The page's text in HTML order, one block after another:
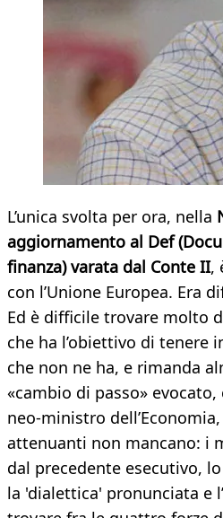
L’unica svolta per ora, nella
aggiornamento al Def
finanza) varata dal Conte II,
con l’Unione Europea. Era
Ed è difficile trovare molto
che ha l’obiettivo di tenere
che non ne ha, e rimanda
«cambio di passo»
neo-ministro
attenuanti non mancano: i
dal precedente esecutivo,
la 'dialettica' pronunciata e